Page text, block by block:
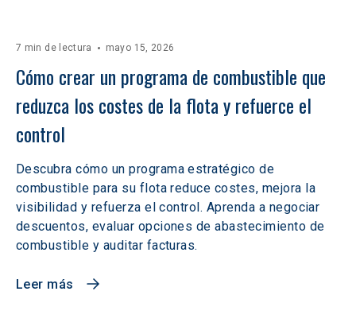
7 min de lectura mayo 15, 2026
Cómo crear un programa de combustible que
reduzca los costes de la flota y refuerce el
control
Descubra cómo un programa estratégico de
combustible para su flota reduce costes, mejora la
visibilidad y refuerza el control. Aprenda a negociar
descuentos, evaluar opciones de abastecimiento de
combustible y auditar facturas.
Leer más